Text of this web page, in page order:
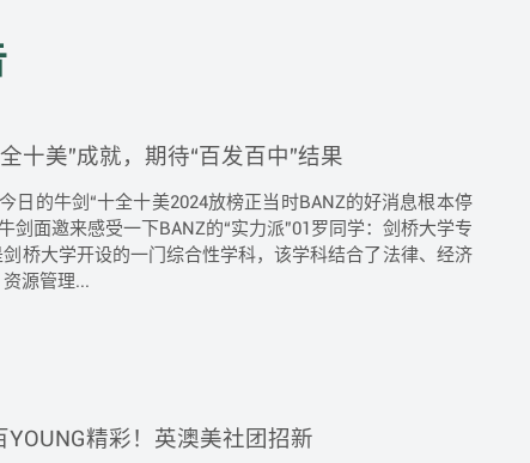
十美”成就，期待“百发百中”结果
日的牛剑“十全十美2024放榜正当时BANZ的好消息根本停
剑面邀来感受一下BANZ的“实力派”01罗同学：剑桥大学专
桥大学开设的一门综合性学科，该学科结合了法律、经济
源管理...
精彩！英澳美社团招新